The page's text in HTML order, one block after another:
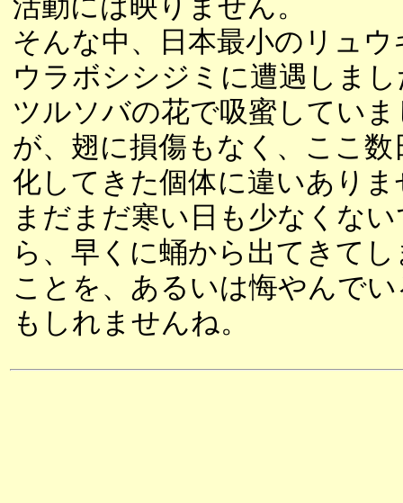
そんな中、日本最小のリュウ
ウラボシシジミに遭遇しま
ツルソバの花で吸蜜してい
が、翅に損傷もなく、ここ数
化してきた個体に違いありま
まだまだ寒い日も少なくな
ら、早くに蛹から出てきて
ことを、あるいは悔やんで
もしれませんね。